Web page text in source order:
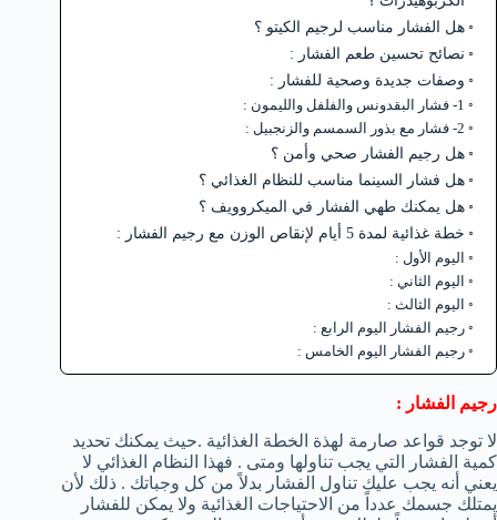
هل الفشار مناسب لرجيم الكيتو ؟
نصائح تحسين طعم الفشار :
وصفات جديدة وصحية للفشار :
1- فشار البقدونس والفلفل والليمون :
2- فشار مع بذور السمسم والزنجبيل :
هل رجيم الفشار صحي وأمن ؟
هل فشار السينما مناسب للنظام الغذائي ؟
هل يمكنك طهي الفشار في الميكروويف ؟
خطة غذائية لمدة 5 أيام لإنقاص الوزن مع رجيم الفشار :
اليوم الأول :
اليوم الثاني :
اليوم الثالث :
رجيم الفشار اليوم الرابع :
رجيم الفشار اليوم الخامس :
رجيم الفشار :
لا توجد قواعد صارمة لهذة الخطة الغذائية .حيث يمكنك تحديد
كمية الفشار التي يجب تناولها ومتى . فهذا النظام الغذائي لا
يعني أنه يجب عليك تناول الفشار بدلاً من كل وجباتك . ذلك لأن
يمتلك جسمك عدداً من الاحتياجات الغذائية ولا يمكن للفشار